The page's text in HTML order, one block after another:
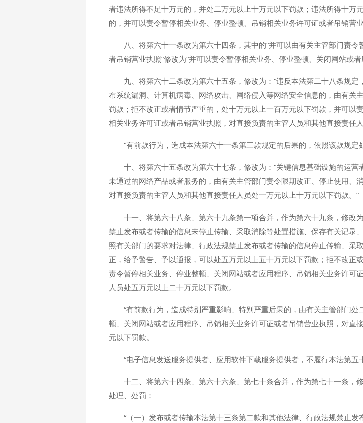
者违法所得不足十万元的，并处二万元以上十万元以下罚款；违法所得十万
的，并可以责令暂停相关业务、停业整顿、吊销相关业务许可证或者吊销营
八、将第六十一条改为第六十四条，其中的“并可以由有关主管部门责
者吊销营业执照”修改为“并可以责令暂停相关业务、停业整顿、关闭网站或
九、将第六十二条改为第六十五条，修改为：“违反本法第二十八条规
布系统漏洞、计算机病毒、网络攻击、网络侵入等网络安全信息的，由有
罚款；拒不改正或者情节严重的，处十万元以上一百万元以下罚款，并可以
相关业务许可证或者吊销营业执照，对直接负责的主管人员和其他直接责任
“有前款行为，造成本法第六十一条第三款规定的后果的，依照该款规定
十、将第六十五条改为第六十七条，修改为：“关键信息基础设施的运
未通过的网络产品或者服务的，由有关主管部门责令限期改正、停止使用、
对直接负责的主管人员和其他直接责任人员处一万元以上十万元以下罚款。”
十一、将第六十八条、第六十九条第一项合并，作为第六十九条，修改
禁止发布或者传输的信息未停止传输、采取消除等处置措施、保存有关记
照有关部门的要求对法律、行政法规禁止发布或者传输的信息停止传输、
正，给予警告、予以通报，可以处五万元以上五十万元以下罚款；拒不改正
责令暂停相关业务、停业整顿、关闭网站或者应用程序、吊销相关业务许
人员处五万元以上二十万元以下罚款。
“有前款行为，造成特别严重影响、特别严重后果的，由有关主管部门
顿、关闭网站或者应用程序、吊销相关业务许可证或者吊销营业执照，对
元以下罚款。
“电子信息发送服务提供者、应用软件下载服务提供者，不履行本法第
十二、将第六十四条、第六十六条、第七十条合并，作为第七十一条，
处理、处罚：
“（一）发布或者传输本法第十三条第二款和其他法律、行政法规禁止发